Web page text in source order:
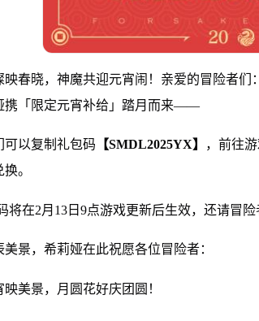
映春晓，神魔共迎元宵闹！亲爱的冒险者
携「限定元宵补给」踏月而来——
可以复制礼包码 【SMDL2025YX】
，前往
。
将在2月13日9点游戏更新后生效，还请冒
景， 希莉娅在此祝愿各位冒险者：
映美景，月圆花好庆团圆！